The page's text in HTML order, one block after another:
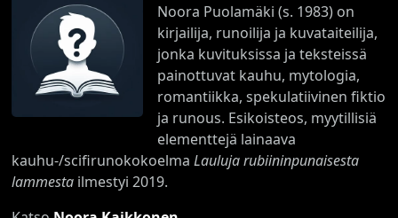
Noora Puolamäki (s. 1983) on
kirjailija, runoilija ja kuvataiteilija,
jonka kuvituksissa ja teksteissä
painottuvat kauhu, mytologia,
romantiikka, spekulatiivinen fiktio
ja runous. Esikoisteos, myytillisiä
elementtejä lainaava
kauhu-/scifirunokokoelmaLauluja rubiininpunaisesta
lammesta ilmestyi 2019.